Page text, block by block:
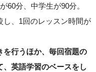
60分、中学生が90分。
し、1回のレッスン時間が
を行うほか、毎回宿題の
、英語学習のベースをし